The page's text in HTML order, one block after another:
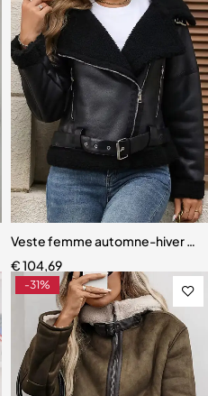
léopard, Patchwork,
Veste femme automne-hiver en
€104,69
-31%